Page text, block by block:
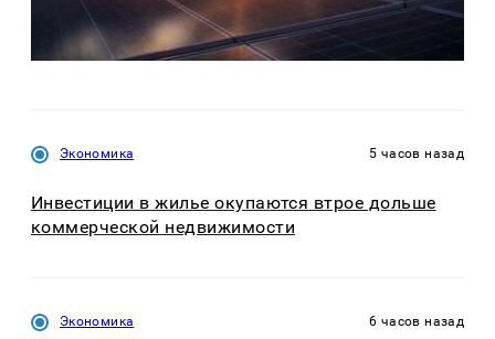
Экономика 5 часов назад
Инвестиции в жилье окупаются втрое дольше
коммерческой недвижимости
Экономика 6 часов назад